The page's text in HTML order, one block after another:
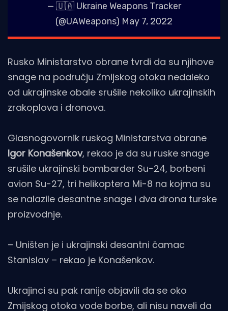
— 🇺🇦 Ukraine Weapons Tracker
(@UAWeapons) May 7, 2022
Rusko Ministarstvo obrane tvrdi da su njihove
snage na području Zmijskog otoka nedaleko
od ukrajinske obale srušile nekoliko ukrajinskih
zrakoplova i dronova.
Glasnogovornik ruskog Ministarstva obrane
Igor Konašenkov, rekao je da su ruske snage
srušile ukrajinski bombarder Su-24, borbeni
avion Su-27, tri helikoptera Mi-8 na kojma su
se nalazile desantne snage i dva drona turske
proizvodnje.
– Uništen je i ukrajinski desantni čamac
Stanislav – rekao je Konašenkov.
Ukrajinci su pak ranije objavili da se oko
Zmijskog otoka vode borbe, ali nisu naveli da